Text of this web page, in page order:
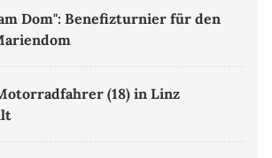
Dom": Benefizturnier für den
(18) in Linz